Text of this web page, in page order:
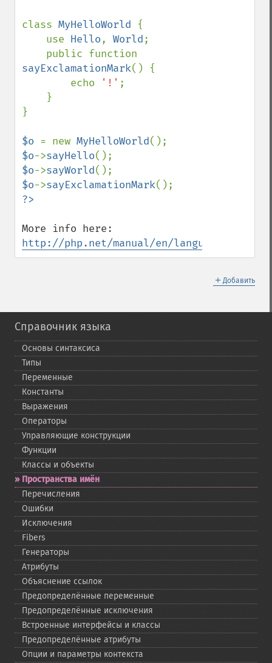
class MyHelloWorld {
    use
Hello, World;
sayExclamationMark() {
        echo
'!' ;
}
$o = new MyHelloWorld
$o->sayHello
$o->sayWorld
$o->sayExclamationMark
http://php.net/manual/en/
＋ Добавить
Справочник языка
Основы синтаксиса
Типы
Переменные
Константы
Выражения
Операторы
Управляющие конструкции
Функции
Классы и объекты
Пространства имён
Перечисления
Ошибки
Исключения
Fibers
Генераторы
Атрибуты
Объяснение ссылок
Предопределённые переменные
Предопределённые исключения
Встроенные интерфейсы и классы
Предопределённые атрибуты
Опции и параметры контекста